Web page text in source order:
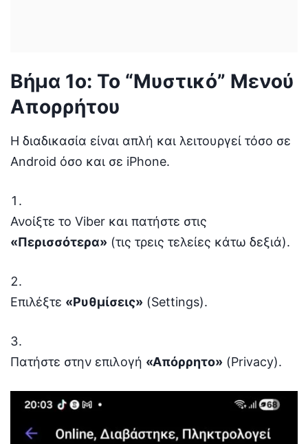
Βήμα 1ο: Το “Μυστικό” Μενού
Απορρήτου
Η διαδικασία είναι απλή και λειτουργεί τόσο σε
Android όσο και σε iPhone.
Ανοίξτε το Viber και πατήστε στις
«Περισσότερα» (τις τρεις τελείες κάτω δεξιά).
Επιλέξτε «Ρυθμίσεις» (Settings).
Πατήστε στην επιλογή «Απόρρητο» (Privacy).